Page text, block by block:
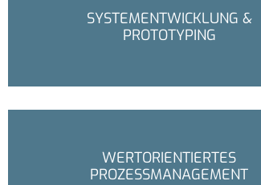
SYSTEMENTWICKLUNG &
PROTOTYPING
WERTORIENTIERTES
PROZESSMANAGEMENT